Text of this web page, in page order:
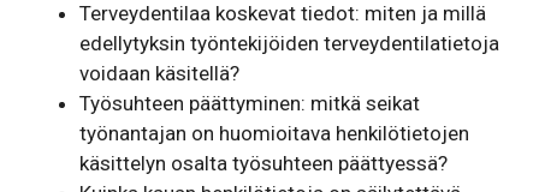
Terveydentilaa koskevat tiedot: miten ja millä
edellytyksin työntekijöiden terveydentilatietoja
voidaan käsitellä?
Työsuhteen päättyminen: mitkä seikat
työnantajan on huomioitava henkilötietojen
käsittelyn osalta työsuhteen päättyessä?